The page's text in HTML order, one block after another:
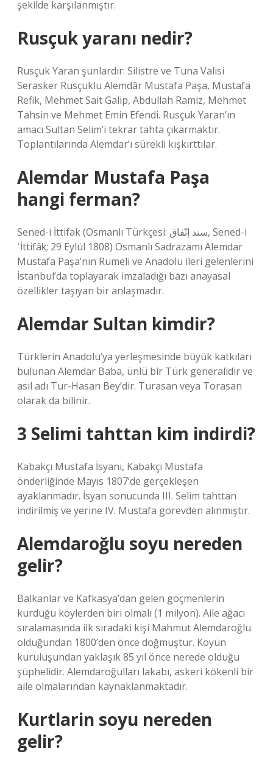
şekilde karşılanmıştır.
Rusçuk yaranı nedir?
Rusçuk Yaran şunlardır: Silistre ve Tuna Valisi
Serasker Rusçuklu Alemdâr Mustafa Paşa, Mustafa
Refik, Mehmet Sait Galip, Abdullah Ramiz, Mehmet
Tahsin ve Mehmet Emin Efendi. Rusçuk Yaran’ın
amacı Sultan Selim’i tekrar tahta çıkarmaktır.
Toplantılarında Alemdar’ı sürekli kışkırttılar.
Alemdar Mustafa Paşa
hangi ferman?
Sened-i İttifak (Osmanlı Türkçesi: سند إتّفاق‎, Sened-i
ʾİttifâḳ; 29 Eylül 1808) Osmanlı Sadrazamı Alemdar
Mustafa Paşa’nın Rumeli ve Anadolu ileri gelenlerini
İstanbul’da toplayarak imzaladığı bazı anayasal
özellikler taşıyan bir anlaşmadır.
Alemdar Sultan kimdir?
Türklerin Anadolu’ya yerleşmesinde büyük katkıları
bulunan Alemdar Baba, ünlü bir Türk generalidir ve
asıl adı Tur-Hasan Bey’dir. Turasan veya Torasan
olarak da bilinir.
3 Selimi tahttan kim indirdi?
Kabakçı Mustafa İsyanı, Kabakçı Mustafa
önderliğinde Mayıs 1807’de gerçekleşen
ayaklanmadır. İsyan sonucunda III. Selim tahttan
indirilmiş ve yerine IV. Mustafa görevden alınmıştır.
Alemdaroğlu soyu nereden
gelir?
Balkanlar ve Kafkasya’dan gelen göçmenlerin
kurduğu köylerden biri olmalı (1 milyon). Aile ağacı
sıralamasında ilk sıradaki kişi Mahmut Alemdaroğlu
olduğundan 1800’den önce doğmuştur. Köyün
kuruluşundan yaklaşık 85 yıl önce nerede olduğu
şüphelidir. Alemdaroğulları lakabı, askeri kökenli bir
aile olmalarından kaynaklanmaktadır.
Kurtlarin soyu nereden
gelir?